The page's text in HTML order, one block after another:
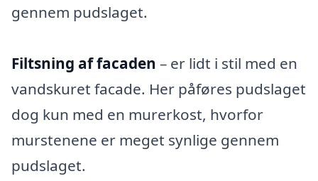
gennem pudslaget.
Filtsning af facaden – er lidt i stil med en
vandskuret facade. Her påføres pudslaget
dog kun med en murerkost, hvorfor
murstenene er meget synlige gennem
pudslaget.